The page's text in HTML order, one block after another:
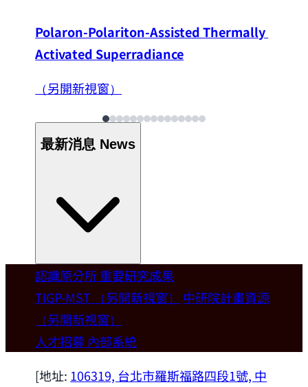
Polaron-Polariton-Assisted Thermally
Activated Superradiance
（另開新視窗）
最新消息 News
Welcome
歡迎本所新聘合聘研究員陳俊維特聘教授
(國立台灣大學材料科學與工程學系)。
2026-07-14
認識原分所重要研究成果
TIGP-MST （另開新視窗）
中研院計畫資源
（另開新視窗）
人才招募 內部系統
[地址: 106319, 台北市羅斯福路四段1號, 中